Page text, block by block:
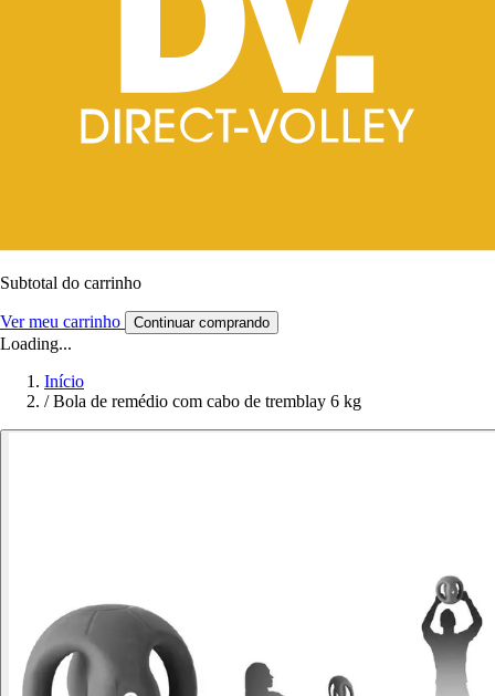
Subtotal do carrinho
Ver meu carrinho Continuar comprando
Loading...
Início
/ Bola de remédio com cabo de tremblay 6 kg